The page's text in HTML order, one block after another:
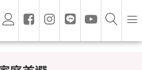
貨影音家電銷售領導